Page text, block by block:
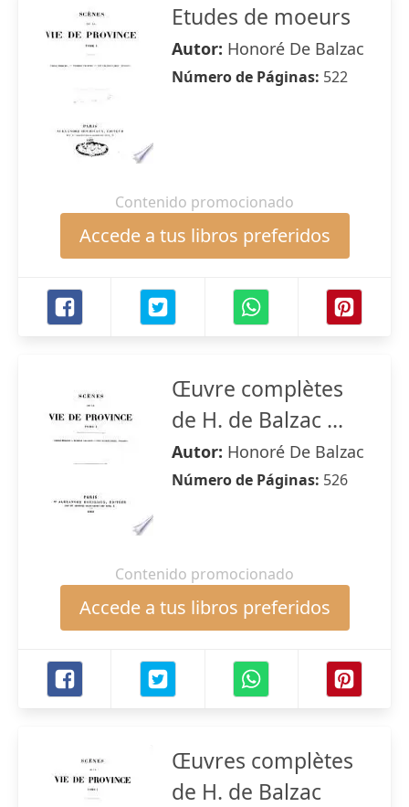
Etudes de moeurs
Autor: Honoré De Balzac
Número de Páginas: 522
Contenido promocionado
Accede a tus libros preferidos
Œuvre complètes
de H. de Balzac ...
Autor: Honoré De Balzac
Número de Páginas: 526
Contenido promocionado
Accede a tus libros preferidos
Œuvres complètes
de H. de Balzac